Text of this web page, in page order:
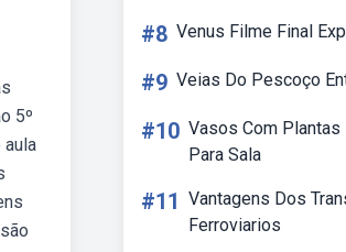
5º
#8 Venus Filme Final
#9 Veias Do Pescoço
#10 Vasos Com Plantas
Para Sala
#11 Vantagens Dos
Ferroviarios